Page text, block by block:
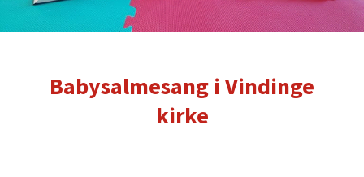
Babysalmesang i Vindinge
kirke